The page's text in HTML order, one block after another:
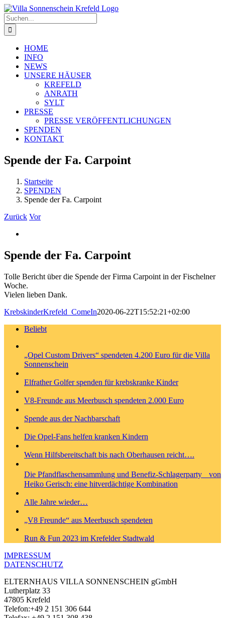
Zum
Inhalt
springen
Suche
nach:
HOME
INFO
NEWS
UNSERE HÄUSER
KREFELD
ANRATH
SYLT
PRESSE
PRESSE VERÖFFENTLICHUNGEN
SPENDEN
KONTAKT
Spende der Fa. Carpoint
Startseite
SPENDEN
Spende der Fa. Carpoint
Zurück Vor
Bild
Spende der Fa. Carpoint
Tolle Bericht über die Spende der Firma Carpoint in der Fischelner
Woche.
Vielen lieben Dank.
KrebskinderKrefeld_ComeIn2020-06-22T15:52:21+02:00
Beliebt
„Opel Custom Drivers“ spendeten 4.200 Euro für die Villa
Sonnenschein
Elfrather Golfer spenden für krebskranke Kinder
V8-Freunde aus Meerbusch spendeten 2.000 Euro
Spende aus der Nachbarschaft
Die Opel-Fans helfen kranken Kindern
Wenn Hilfsbereitschaft bis nach Oberhausen reicht….
Die Pfandflaschensammlung und Benefiz-Schlagerparty von
Heiko Gerisch: eine hitverdächtige Kombination
Alle Jahre wieder…
„V8 Freunde“ aus Meerbusch spendeten
Run & Fun 2023 im Krefelder Stadtwald
IMPRESSUM
DATENSCHUTZ
ELTERNHAUS VILLA SONNENSCHEIN gGmbH
Lutherplatz 33
47805 Krefeld
Telefon:+49 2 151 306 644